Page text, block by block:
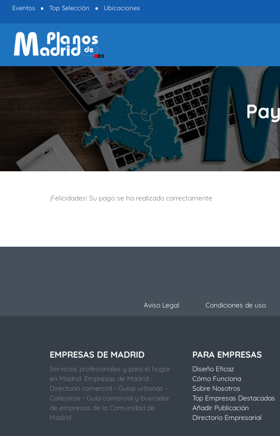
Eventos Top Selección Ubicaciones
¡Felicidades! Su pago se ha realizado correctamente
Aviso Legal Condiciones de uso
EMPRESAS DE MADRID
Servicios profesionales y para el hogar
en Madrid. Empresas de Madrid -
Directorio comercial - Guías urbanas -
Callejeros - Guía comercial y buscador
de empresas de la Comunidad de
Madrid
PARA EMPRESAS
Diseño Eficaz
Cómo Funciona
Sobre Nosotros
Top Empresas Destacadas
Añadir Publicación
Directorio Empresarial